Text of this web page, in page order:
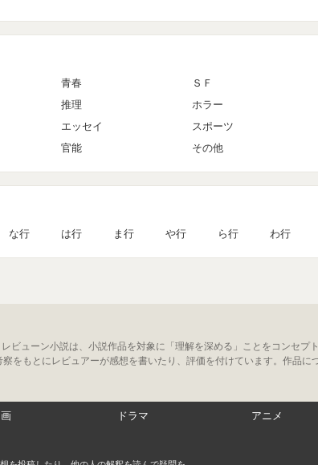
青春
ＳＦ
推理
ホラー
エッセイ
スポーツ
官能 その他
な行 は行 ま行 や行 ら行 わ行
ビューン小説は、小説作品を対象に「理解を深める」ことをコンセプ
をもとにレビュアーが感想を書いたり、評価を付けています。作品に
ドラマ アニメ